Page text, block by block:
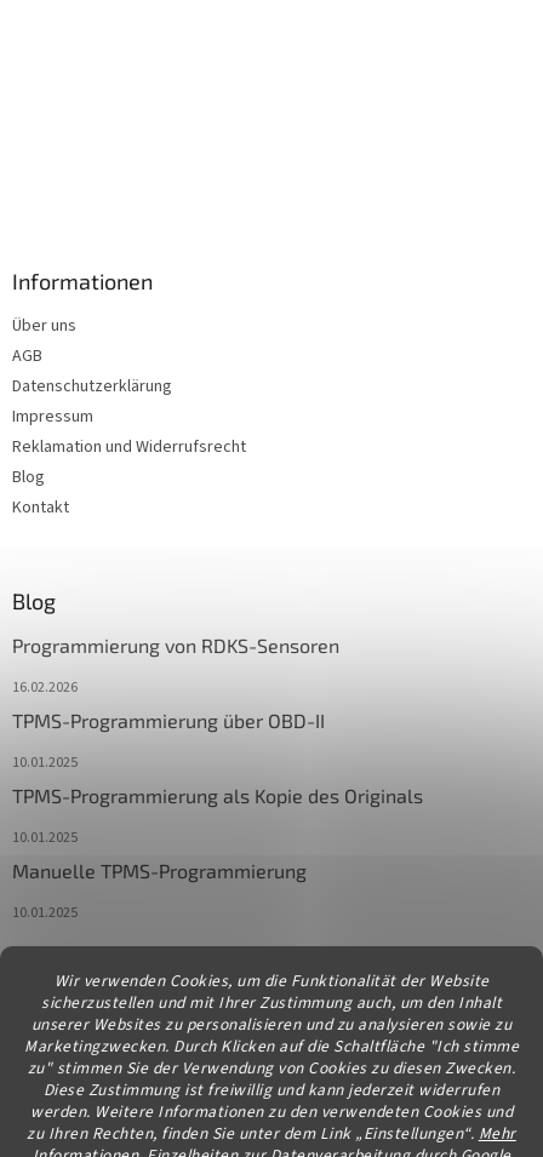
Wir verwenden Cookies, um die Funktionalität der Website
sicherzustellen und mit Ihrer Zustimmung auch, um den Inhalt
unserer Websites zu personalisieren und zu analysieren sowie zu
Marketingzwecken. Durch Klicken auf die Schaltfläche "Ich stimme
zu" stimmen Sie der Verwendung von Cookies zu diesen Zwecken.
Diese Zustimmung ist freiwillig und kann jederzeit widerrufen
werden. Weitere Informationen zu den verwendeten Cookies und
zu Ihren Rechten, finden Sie unter dem Link „Einstellungen“. Mehr
Informationen
Über uns
AGB
Datenschutzerklärung
Impressum
Reklamation und Widerrufsrecht
Blog
Kontakt
Blog
Programmierung von RDKS-Sensoren
16.02.2026
TPMS-Programmierung über OBD-II
10.01.2025
TPMS-Programmierung als Kopie des Originals
10.01.2025
Manuelle TPMS-Programmierung
10.01.2025
Kontakt
info@diagstore.at